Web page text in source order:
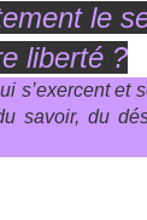
le
liberté ?
s’exercent et
savoir, du